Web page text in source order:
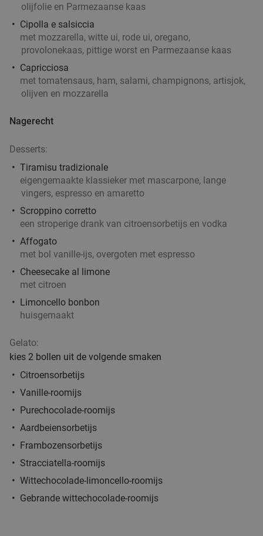
olijfolie en Parmezaanse kaas
Cipolla e salsiccia
met mozzarella, witte ui, rode ui, oregano,
provolonekaas, pittige worst en Parmezaanse kaas
Capricciosa
met tomatensaus, ham, salami, champignons, artisjok,
olijven en mozzarella
Nagerecht
Desserts:
Tiramisu tradizionale
eigengemaakte klassieker met mascarpone, lange
vingers, espresso en amaretto
Scroppino corretto
een stroperige drank van citroensorbetijs en vodka
Affogato
met bol vanille-ijs, overgoten met espresso
Cheesecake al limone
met citroen
Limoncello bonbon
huisgemaakt
Gelato:
kies 2 bollen uit de volgende smaken
Citroensorbetijs
Vanille-roomijs
Purechocolade-roomijs
Aardbeiensorbetijs
Frambozensorbetijs
Stracciatella-roomijs
Wittechocolade-limoncello-roomijs
Gebrande wittechocolade-roomijs